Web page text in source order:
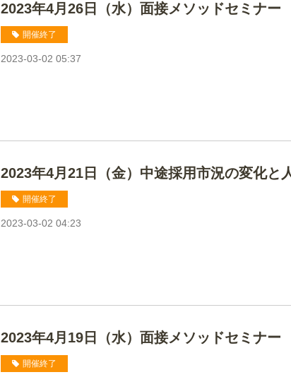
2023年4月26日（水）面接メソッドセミナー
開催終了
2023-03-02 05:37
2023年4月21日（金）中途採用市況の変化と
開催終了
2023-03-02 04:23
2023年4月19日（水）面接メソッドセミナー
開催終了